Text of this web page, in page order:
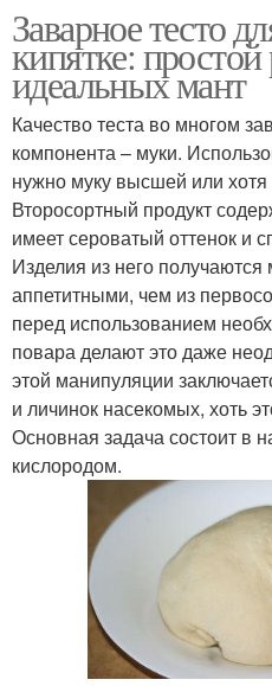
Заварное тесто
кипятке: простой
идеальных мант
Качество теста во многом
компонента – муки.
нужно муку высшей или
Второсортный продукт
имеет сероватый оттенок и
Изделия из него
аппетитными, чем из
перед использованием
повара делают это даже
этой манипуляции
и личинок насекомых, хоть
Основная задача состоит в
кислородом.